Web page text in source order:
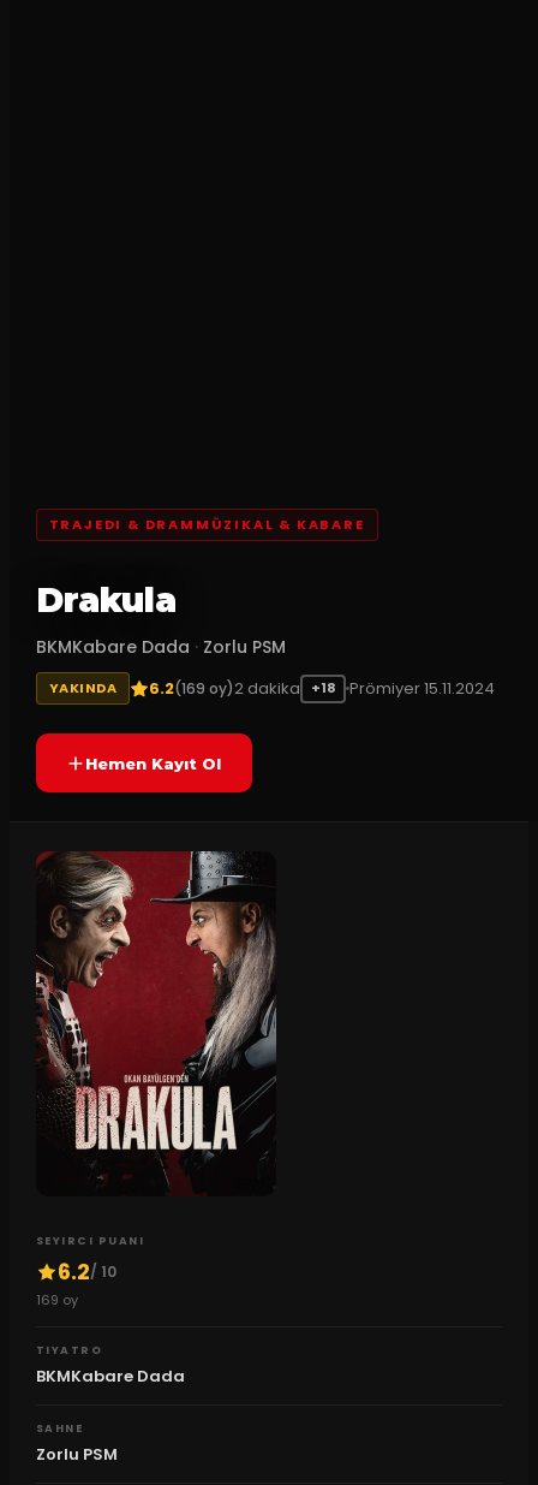
TRAJEDI & DRAMMÜZIKAL & KABARE
Drakula
BKMKabare Dada · Zorlu PSM
YAKINDA 6.2(169 oy)2 dakika +18 Prömiyer15.11.2024
Hemen Kayıt Ol
SEYIRCI PUANI
6.2/ 10
169 oy
TIYATRO
BKMKabare Dada
SAHNE
Zorlu PSM